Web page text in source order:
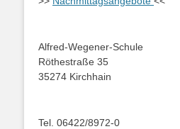
Alfred-Wegener-Schule
Röthestraße 35
35274 Kirchhain
Tel. 06422/8972-0